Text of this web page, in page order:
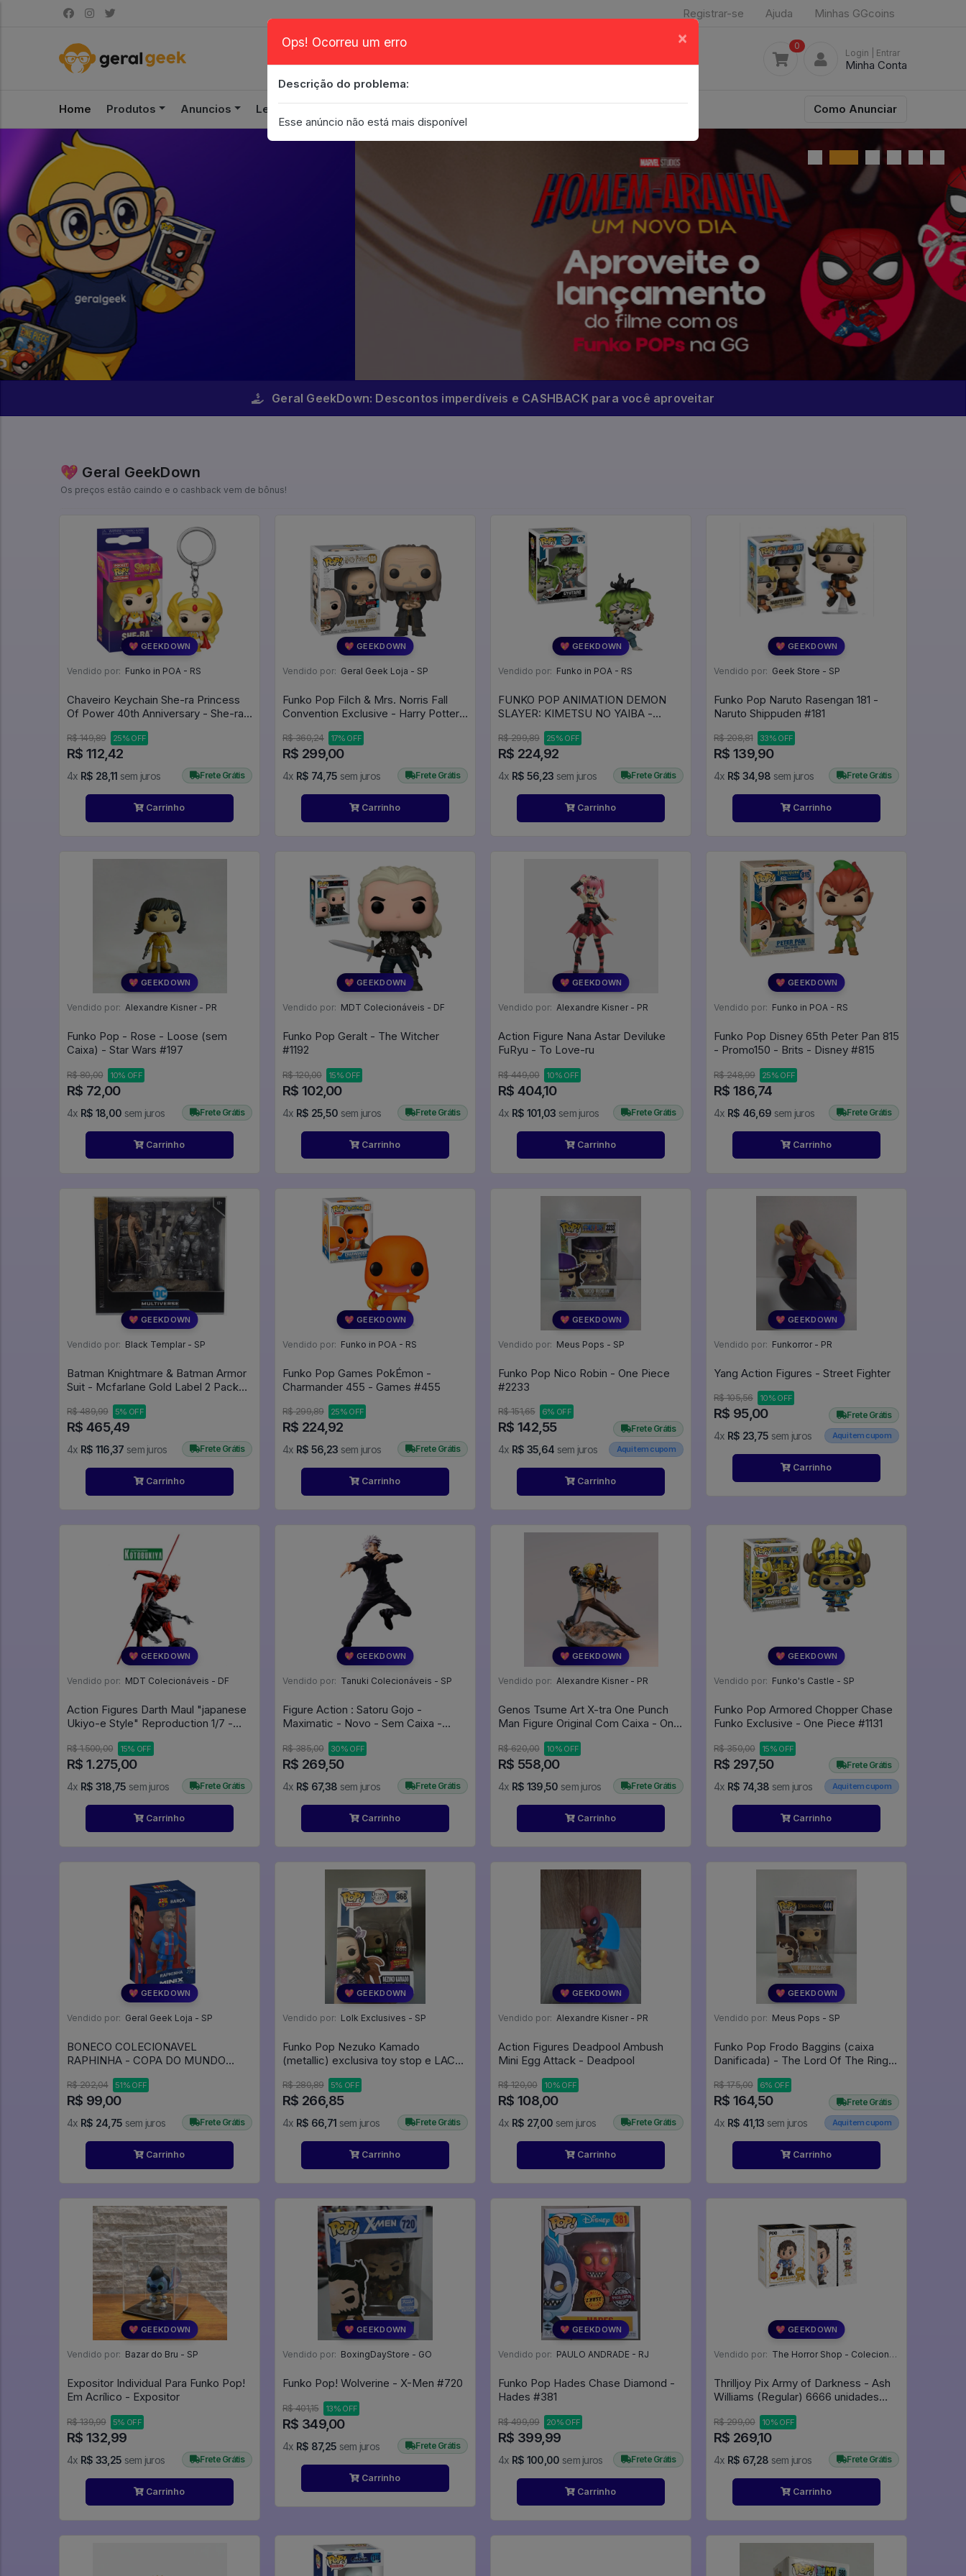
Registrar-se Ajuda Minhas GGcoins
0
Login | Entrar
Minha Conta
Home Produtos Anuncios Leilão Como Anunciar
Geral GeekDown: Descontos imperdíveis e CASHBACK para você aproveitar
💖 Geral GeekDown
Os preços estão caindo e o cashback vem de bônus!
💖 GEEKDOWN
Vendido por: Funko in POA - RS
Chaveiro Keychain She-ra Princess
Of Power 40th Anniversary - She-ra
R$ 149,89 25% OFF
R$ 112,42
4x R$ 28,11 sem juros Frete Grátis
Carrinho
💖 GEEKDOWN
Vendido por: Geral Geek Loja - SP
Funko Pop Filch & Mrs. Norris Fall
Convention Exclusive - Harry Potter
R$ 360,24 17% OFF
R$ 299,00
4x R$ 74,75 sem juros Frete Grátis
Carrinho
💖 GEEKDOWN
Vendido por: Funko in POA - RS
FUNKO POP ANIMATION DEMON
SLAYER: KIMETSU NO YAIBA -
R$ 299,89 25% OFF
R$ 224,92
4x R$ 56,23 sem juros Frete Grátis
Carrinho
💖 GEEKDOWN
Vendido por: Geek Store - SP
Funko Pop Naruto Rasengan 181 -
Naruto Shippuden #181
R$ 208,81 33% OFF
R$ 139,90
4x R$ 34,98 sem juros Frete Grátis
Carrinho
💖 GEEKDOWN
Vendido por: Alexandre Kisner - PR
Funko Pop - Rose - Loose (sem
Caixa) - Star Wars #197
R$ 80,00 10% OFF
R$ 72,00
4x R$ 18,00 sem juros Frete Grátis
Carrinho
💖 GEEKDOWN
Vendido por: MDT Colecionáveis - DF
Funko Pop Geralt - The Witcher
#1192
R$ 120,00 15% OFF
R$ 102,00
4x R$ 25,50 sem juros Frete Grátis
Carrinho
💖 GEEKDOWN
Vendido por: Alexandre Kisner - PR
Action Figure Nana Astar Deviluke
FuRyu - To Love-ru
R$ 449,00 10% OFF
R$ 404,10
4x R$ 101,03 sem juros Frete Grátis
Carrinho
💖 GEEKDOWN
Vendido por: Funko in POA - RS
Funko Pop Disney 65th Peter Pan 815
- Promo150 - Brits - Disney #815
R$ 248,99 25% OFF
R$ 186,74
4x R$ 46,69 sem juros Frete Grátis
Carrinho
💖 GEEKDOWN
Vendido por: Black Templar - SP
Batman Knightmare & Batman Armor
Suit - Mcfarlane Gold Label 2 Pack
Comprimento) - Batman
R$ 489,99 5% OFF
R$ 465,49
4x R$ 116,37 sem juros Frete Grátis
Carrinho
💖 GEEKDOWN
Vendido por: Funko in POA - RS
Funko Pop Games PokÉmon -
Charmander 455 - Games #455
R$ 299,89 25% OFF
R$ 224,92
4x R$ 56,23 sem juros Frete Grátis
Carrinho
💖 GEEKDOWN
Vendido por: Meus Pops - SP
Funko Pop Nico Robin - One Piece
#2233
R$ 151,65 6% OFF
R$ 142,55
4x R$ 35,64 sem juros
Frete Grátis
Aqui tem cupom
Carrinho
💖 GEEKDOWN
Vendido por: Funkorror - PR
Yang Action Figures - Street Fighter
R$ 105,56 10% OFF
R$ 95,00
4x R$ 23,75 sem juros
Frete Grátis
Aqui tem cupom
Carrinho
💖 GEEKDOWN
Vendido por: MDT Colecionáveis - DF
Action Figures Darth Maul "japanese
Ukiyo-e Style" Reproduction 1/7 -
R$ 1.500,00 15% OFF
R$ 1.275,00
4x R$ 318,75 sem juros Frete Grátis
Carrinho
💖 GEEKDOWN
Vendido por: Tanuki Colecionáveis - SP
Figure Action : Satoru Gojo -
Maximatic - Novo - Sem Caixa -
R$ 385,00 30% OFF
R$ 269,50
4x R$ 67,38 sem juros Frete Grátis
Carrinho
💖 GEEKDOWN
Vendido por: Alexandre Kisner - PR
Genos Tsume Art X-tra One Punch
Man Figure Original Com Caixa - One
R$ 620,00 10% OFF
R$ 558,00
4x R$ 139,50 sem juros Frete Grátis
Carrinho
💖 GEEKDOWN
Vendido por: Funko's Castle - SP
Funko Pop Armored Chopper Chase
Funko Exclusive - One Piece #1131
R$ 350,00 15% OFF
R$ 297,50
4x R$ 74,38 sem juros
Frete Grátis
Aqui tem cupom
Carrinho
💖 GEEKDOWN
Vendido por: Geral Geek Loja - SP
BONECO COLECIONAVEL
RAPHINHA - COPA DO MUNDO
R$ 202,04 51% OFF
R$ 99,00
4x R$ 24,75 sem juros Frete Grátis
Carrinho
💖 GEEKDOWN
Vendido por: Lolk Exclusives - SP
Funko Pop Nezuko Kamado
(metallic) exclusiva toy stop e LACC
R$ 280,89 5% OFF
R$ 266,85
4x R$ 66,71 sem juros Frete Grátis
Carrinho
💖 GEEKDOWN
Vendido por: Alexandre Kisner - PR
Action Figures Deadpool Ambush
Mini Egg Attack - Deadpool
R$ 120,00 10% OFF
R$ 108,00
4x R$ 27,00 sem juros Frete Grátis
Carrinho
💖 GEEKDOWN
Vendido por: Meus Pops - SP
Funko Pop Frodo Baggins (caixa
Danificada) - The Lord Of The Rings
R$ 175,00 6% OFF
R$ 164,50
4x R$ 41,13 sem juros
Frete Grátis
Aqui tem cupom
Carrinho
💖 GEEKDOWN
Vendido por: Bazar do Bru - SP
Expositor Individual Para Funko Pop!
Em Acrílico - Expositor
R$ 139,99 5% OFF
R$ 132,99
4x R$ 33,25 sem juros Frete Grátis
Carrinho
💖 GEEKDOWN
Vendido por: BoxingDayStore - GO
Funko Pop! Wolverine - X-Men #720
R$ 401,15 13% OFF
R$ 349,00
4x R$ 87,25 sem juros Frete Grátis
Carrinho
💖 GEEKDOWN
Vendido por: PAULO ANDRADE - RJ
Funko Pop Hades Chase Diamond -
Hades #381
R$ 499,99 20% OFF
R$ 399,99
4x R$ 100,00 sem juros Frete Grátis
Carrinho
💖 GEEKDOWN
Vendido por: The Horror Shop - Colecionáveis - MG
Thrilljoy Pix Army of Darkness - Ash
Williams (Regular) 6666 unidades
R$ 299,00 10% OFF
R$ 269,10
4x R$ 67,28 sem juros Frete Grátis
Carrinho
Ops! Ocorreu um erro ×
Descrição do problema:
Esse anúncio não está mais disponível